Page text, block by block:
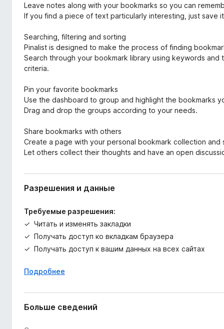
Leave notes along with your bookmarks so you can
If you find a piece of text particularly interesting, just save
Searching, filtering and sorting
Pinalist is designed to make the process of finding
Search through your bookmark library using keywords and
criteria.
Pin your favorite bookmarks
Use the dashboard to group and highlight the bookmarks
Drag and drop the groups according to your needs.
Share bookmarks with others
Create a page with your personal bookmark collection
Let others collect their thoughts and have an open
Разрешения и данные
Требуемые разрешения:
Читать и изменять закладки
Получать доступ ко вкладкам браузера
Получать доступ к вашим данных на всех сайтах
Подробнее
Больше сведений